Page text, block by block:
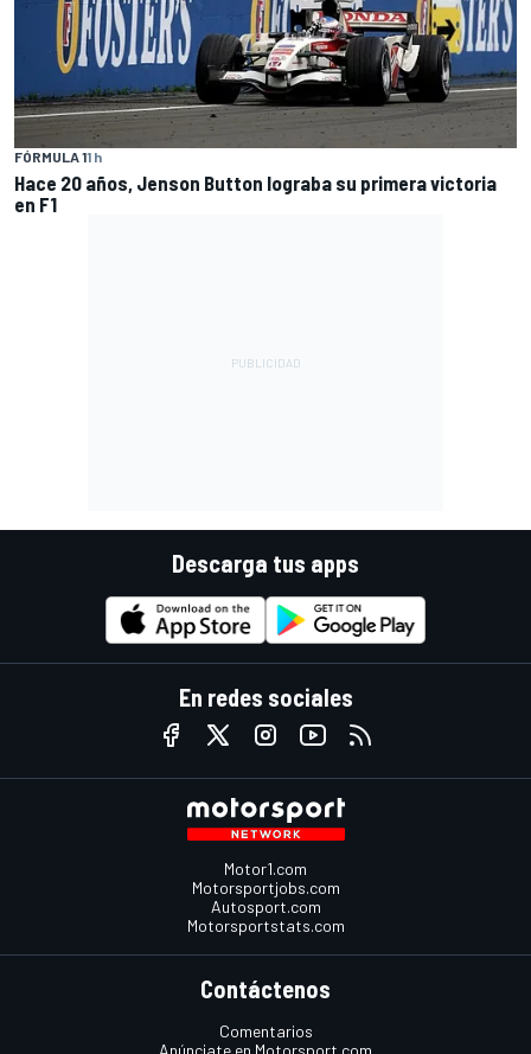
FÓRMULA 11 h
Hace 20 años, Jenson Button lograba su primera victoria
en F1
Descarga tus apps
En redes sociales
Motor1.com
Motorsportjobs.com
Autosport.com
Motorsportstats.com
Contáctenos
Comentarios
Anúnciate en Motorsport.com